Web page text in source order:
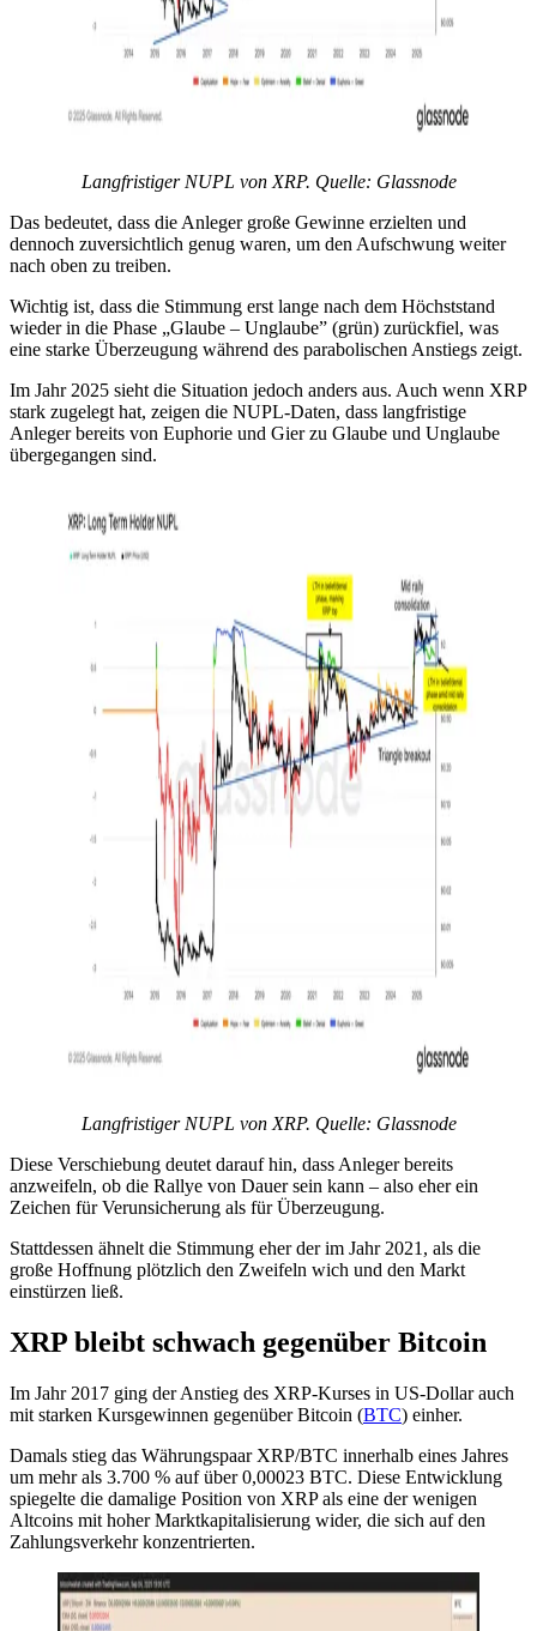
Langfristiger NUPL von XRP. Quelle: Glassnode
Das bedeutet, dass die Anleger große Gewinne erzielten und
dennoch zuversichtlich genug waren, um den Aufschwung weiter
nach oben zu treiben.
Wichtig ist, dass die Stimmung erst lange nach dem Höchststand
wieder in die Phase „Glaube – Unglaube” (grün) zurückfiel, was
eine starke Überzeugung während des parabolischen Anstiegs zeigt.
Im Jahr 2025 sieht die Situation jedoch anders aus. Auch wenn XRP
stark zugelegt hat, zeigen die NUPL-Daten, dass langfristige
Anleger bereits von Euphorie und Gier zu Glaube und Unglaube
übergegangen sind.
Langfristiger NUPL von XRP. Quelle: Glassnode
Diese Verschiebung deutet darauf hin, dass Anleger bereits
anzweifeln, ob die Rallye von Dauer sein kann – also eher ein
Zeichen für Verunsicherung als für Überzeugung.
Stattdessen ähnelt die Stimmung eher der im Jahr 2021, als die
große Hoffnung plötzlich den Zweifeln wich und den Markt
einstürzen ließ.
XRP bleibt schwach gegenüber Bitcoin
Im Jahr 2017 ging der Anstieg des XRP-Kurses in US-Dollar auch
mit starken Kursgewinnen gegenüber Bitcoin (BTC) einher.
Damals stieg das Währungspaar XRP/BTC innerhalb eines Jahres
um mehr als 3.700 % auf über 0,00023 BTC. Diese Entwicklung
spiegelte die damalige Position von XRP als eine der wenigen
Altcoins mit hoher Marktkapitalisierung wider, die sich auf den
Zahlungsverkehr konzentrierten.